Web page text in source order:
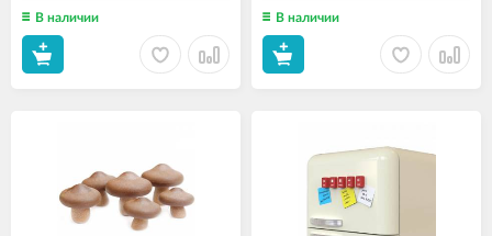
В наличии В наличии